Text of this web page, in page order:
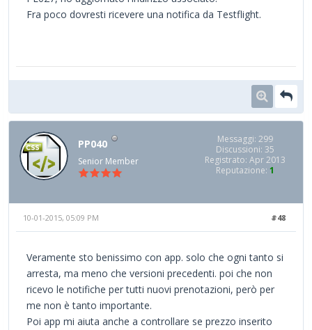
Fra poco dovresti ricevere una notifica da Testflight.
PP040
Senior Member
Messaggi: 299
Discussioni: 35
Registrato: Apr 2013
Reputazione: 1
#48
10-01-2015, 05:09 PM
Veramente sto benissimo con app. solo che ogni tanto si
arresta, ma meno che versioni precedenti. poi che non
ricevo le notifiche per tutti nuovi prenotazioni, però per
me non è tanto importante.
Poi app mi aiuta anche a controllare se prezzo inserito